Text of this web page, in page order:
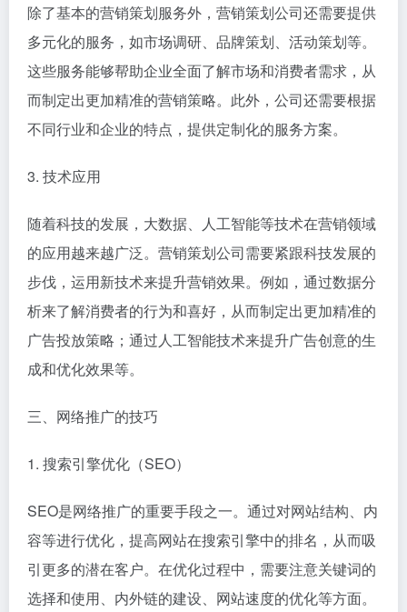
除了基本的营销策划服务外，营销策划公司还需要提供
多元化的服务，如市场调研、品牌策划、活动策划等。
这些服务能够帮助企业全面了解市场和消费者需求，从
而制定出更加精准的营销策略。此外，公司还需要根据
不同行业和企业的特点，提供定制化的服务方案。
3. 技术应用
随着科技的发展，大数据、人工智能等技术在营销领域
的应用越来越广泛。营销策划公司需要紧跟科技发展的
步伐，运用新技术来提升营销效果。例如，通过数据分
析来了解消费者的行为和喜好，从而制定出更加精准的
广告投放策略；通过人工智能技术来提升广告创意的生
成和优化效果等。
三、网络推广的技巧
1. 搜索引擎优化（SEO）
SEO是网络推广的重要手段之一。通过对网站结构、内
容等进行优化，提高网站在搜索引擎中的排名，从而吸
引更多的潜在客户。在优化过程中，需要注意关键词的
选择和使用、内外链的建设、网站速度的优化等方面。